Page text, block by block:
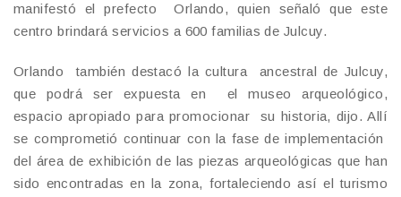
manifestó el prefecto Orlando, quien señaló que este
centro brindará servicios a 600 familias de Julcuy.
Orlando también destacó la cultura ancestral de Julcuy,
que podrá ser expuesta en el museo arqueológico,
espacio apropiado para promocionar su historia, dijo. Allí
se comprometió continuar con la fase de implementación
del área de exhibición de las piezas arqueológicas que han
sido encontradas en la zona, fortaleciendo así el turismo